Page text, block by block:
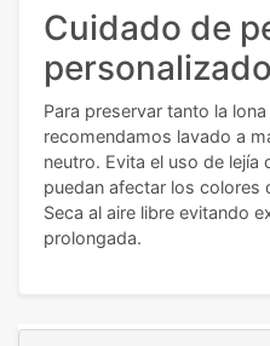
Cuidado de
Para preservar tanto la
recomendamos lavado a
neutro. Evita el uso de
puedan afectar los colores
Seca al aire libre evitando
prolongada.